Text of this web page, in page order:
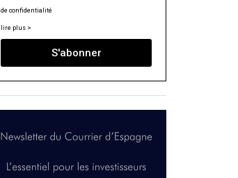
de confidentialité
lire plus >
S'abonner